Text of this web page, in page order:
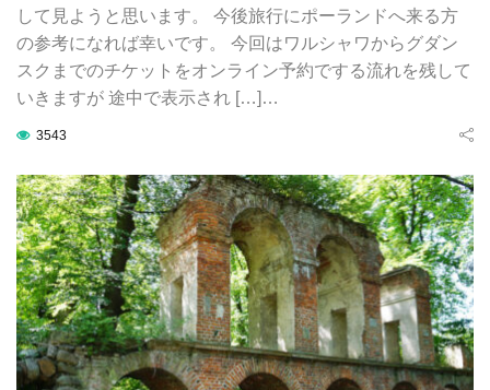
して見ようと思います。 今後旅行にポーランドへ来る方
の参考になれば幸いです。 今回はワルシャワからグダン
スクまでのチケットをオンライン予約でする流れを残して
いきますが 途中で表示され […]…
3543